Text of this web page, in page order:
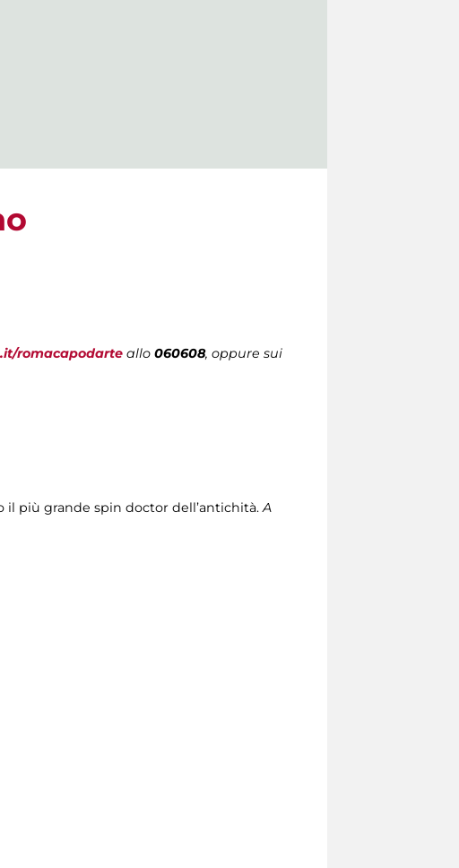
romacapodarte allo 060608, oppure sui
il più grande spin doctor dell’antichità.A